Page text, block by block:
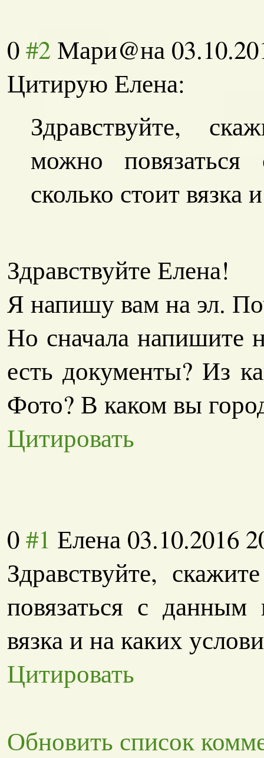
0#2 Мари@на
Цитирую Елена:
Здравствуйте,
можно
сколько стоит вязка
Здравствуйте Елена!
Я напишу вам на эл.
Но сначала напишите
есть документы? Из
Фото? В каком вы
Цитировать
0#1 Елена 03.10.2016
Здравствуйте,
повязаться с данным
вязка и на каких
Цитировать
Обновить список